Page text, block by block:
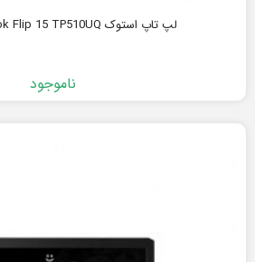
لپ تاپ استوک Asus VivoBook Flip 15 TP510UQ
ناموجود